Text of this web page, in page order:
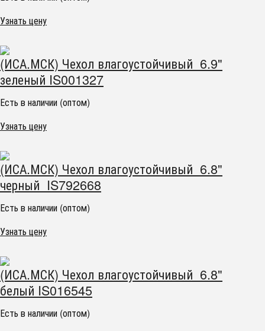
Узнать цену
(ИСА.МСК) Чехол влагоустойчивый 6.9"
зеленый IS001327
Есть в наличии (оптом)
Узнать цену
(ИСА.МСК) Чехол влагоустойчивый 6.8"
черный IS792668
Есть в наличии (оптом)
Узнать цену
(ИСА.МСК) Чехол влагоустойчивый 6.8"
белый IS016545
Есть в наличии (оптом)